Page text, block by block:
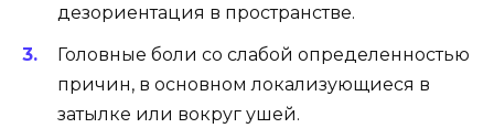
дезориентация в пространстве.
Головные боли со слабой определенностью
причин, в основном локализующиеся в
затылке или вокруг ушей.